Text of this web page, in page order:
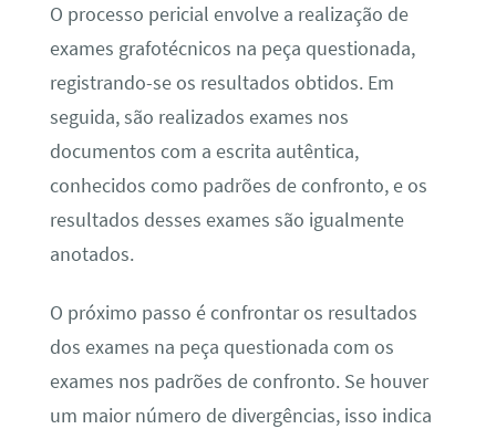
O processo pericial envolve a realização de
exames grafotécnicos na peça questionada,
registrando-se os resultados obtidos. Em
seguida, são realizados exames nos
documentos com a escrita autêntica,
conhecidos como padrões de confronto, e os
resultados desses exames são igualmente
anotados.
O próximo passo é confrontar os resultados
dos exames na peça questionada com os
exames nos padrões de confronto. Se houver
um maior número de divergências, isso indica